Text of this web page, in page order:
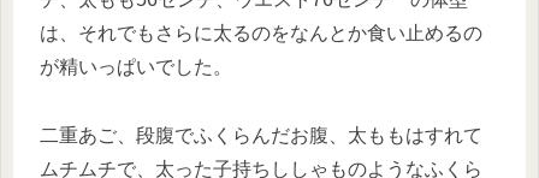
は、それでもさらに太るのをなんとか食い止めるの
が精いっぱいでした。
二重あご、段腹でふくらんだお腹、太ももはすれて
ムチムチで、太った子持ちししゃものようなふくら